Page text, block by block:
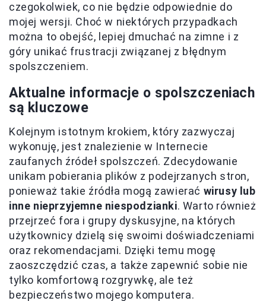
czegokolwiek, co nie będzie odpowiednie do
mojej wersji. Choć w niektórych przypadkach
można to obejść, lepiej dmuchać na zimne i z
góry unikać frustracji związanej z błędnym
spolszczeniem.
Aktualne informacje o spolszczeniach
są kluczowe
Kolejnym istotnym krokiem, który zazwyczaj
wykonuję, jest znalezienie w Internecie
zaufanych źródeł spolszczeń. Zdecydowanie
unikam pobierania plików z podejrzanych stron,
ponieważ takie źródła mogą zawierać wirusy lub
inne nieprzyjemne niespodzianki. Warto również
przejrzeć fora i grupy dyskusyjne, na których
użytkownicy dzielą się swoimi doświadczeniami
oraz rekomendacjami. Dzięki temu mogę
zaoszczędzić czas, a także zapewnić sobie nie
tylko komfortową rozgrywkę, ale też
bezpieczeństwo mojego komputera.